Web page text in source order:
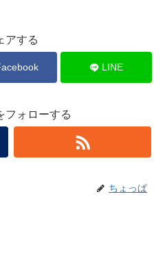
アする
LINE
フォローする
ちょっぱ